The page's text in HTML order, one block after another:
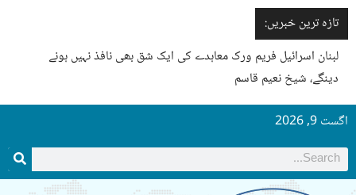
تازہ ترین خبریں:
لبنان اسرائیل فریم ورک معاہدے کی ایک شق بھی نافذ نہیں ہونے
دینگے، شیخ نعیم قاسم
اگست 9, 2026